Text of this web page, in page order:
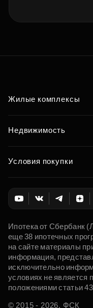
Жилые комплексы
Недвижимость
Условия покупки
Ипотека от Сбербанк
еще 38 ипотечных
на сайте материалы
информация,
исключительно
условиях не является
положениями статьи
© 2015 - 2026. ФСК